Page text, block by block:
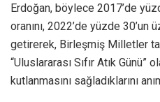
Erdoğan, böylece 2017’de
oranını, 2022’de yüzde 30’un
getirerek, Birleşmiş Milletler
“Uluslararası Sıfır Atık Günü”
kutlanmasını sağladıklarını